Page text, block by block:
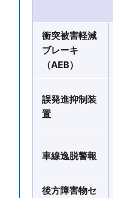
衝突被害軽減
ブレーキ
（AEB）
誤発進抑制装
置
車線逸脱警報
後方障害物セ